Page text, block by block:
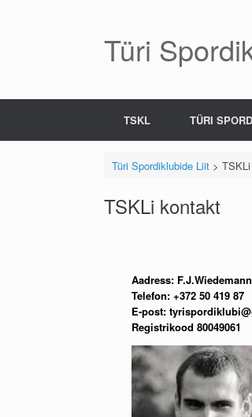
Türi
TSKL TÜRI
Türi Spordiklubide Liit>
TSKLi kontakt
Aadress:
Telefon: +372 50 419 87
E-post:
Registrikood 80049061